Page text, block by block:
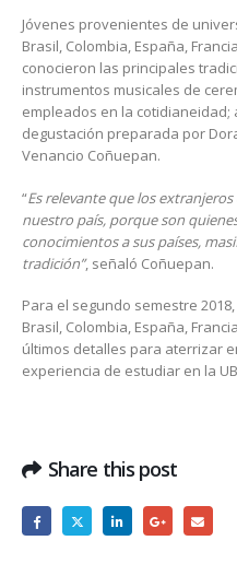
Jóvenes provenientes de
Brasil, Colombia, España,
conocieron las principales
instrumentos musicales de
empleados en la
degustación preparada por
Venancio Coñuepan.
“Es relevante que los
nuestro país, porque son
conocimientos a sus países,
tradición”, señaló Coñuepan.
Para el segundo semestre
Brasil, Colombia, España,
últimos detalles para aterrizar
experiencia de estudiar en la
Share this post